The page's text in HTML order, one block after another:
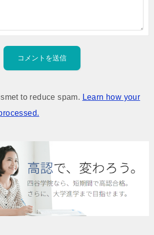
to reduce spam. Learn how your